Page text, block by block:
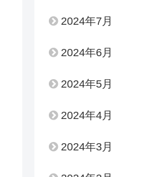
2024年7月
2024年6月
2024年5月
2024年4月
2024年3月